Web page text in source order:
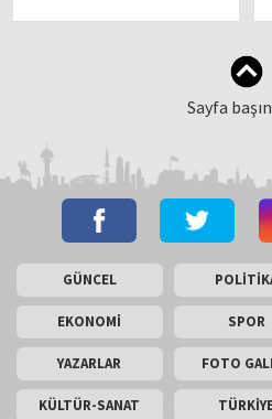
Sayfa
GÜNCEL
EKONOMİ SPOR
YAZARLAR FOTO
KÜLTÜR-SANAT